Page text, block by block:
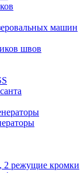
машин
швов
2 режущие кромки